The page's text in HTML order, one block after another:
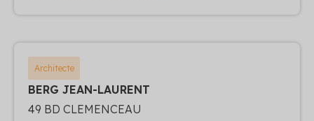
Architecte
BERG JEAN-LAURENT
49 BD CLEMENCEAU